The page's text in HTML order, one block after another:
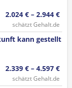
2.024 € – 2.944 €
schätzt Gehalt.de
kann gestellt
2.339 € – 4.597 €
schätzt Gehalt.de